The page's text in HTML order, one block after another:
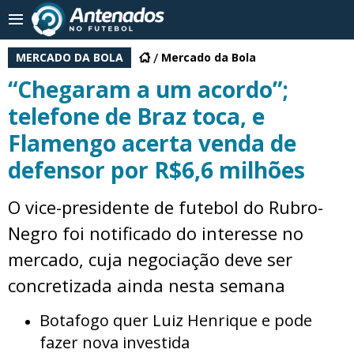
MERCADO DA BOLA Mercado da Bola
“Chegaram a um acordo”;
telefone de Braz toca, e
Flamengo acerta venda de
defensor por R$6,6 milhões
O vice-presidente de futebol do Rubro-
Negro foi notificado do interesse no
mercado, cuja negociação deve ser
concretizada ainda nesta semana
Botafogo quer Luiz Henrique e pode
fazer nova investida